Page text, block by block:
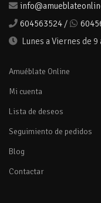
604563524 /
Lunes a Viernes de 9
Amuéblate Online
Mi cuenta
Lista de deseos
Seguimiento de pedidos
Blog
Contactar